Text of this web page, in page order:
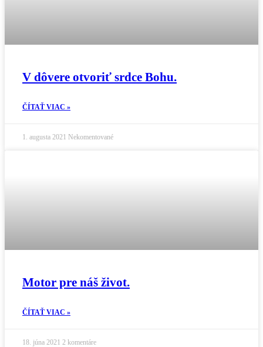
V dôvere otvoriť srdce Bohu.
ČÍTAŤ VIAC »
1. augusta 2021 Nekomentované
Motor pre náš život.
ČÍTAŤ VIAC »
18. júna 2021 2 komentáre